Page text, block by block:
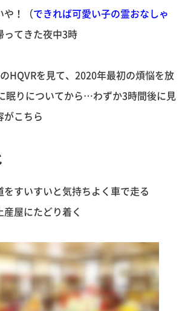
や！（できれば可愛い子の霊おなしゃ
ってきた夜中3時
HQVRを見て、2020年最初の煩悩を放
眠りについてから…わずか3時間後に見
がこちら
すいすいと気持ちよく車で走る
屋にたどり着く